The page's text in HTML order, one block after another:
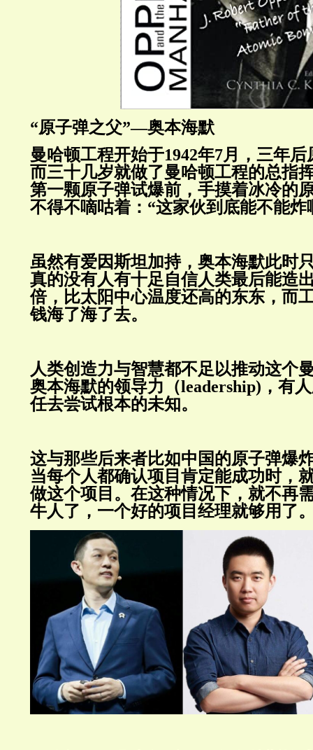
“原子弹之父”—奥本海默
曼哈顿工程开始于1942年7月，三年
而三十几岁就做了曼哈顿工程的总指
第一颗原子弹试爆前，手摸着冰冷的
不得不嘀咕着：“这家伙到底能不能炸
虽然有爱因斯坦加持，奥本海默此时
真的没有人有十足自信人类最后能造
倍，比太阳中心温度还高的东东，而
钱海了海了去。
人类创造力与智慧都不足以推动这个
奥本海默的领导力（leadership)，有
任去尝试根本的未知。
这与那些后来者比如中国的原子弹爆
当每个人都确认项目肯定能成功时，
做这个项目。在这种情况下，就不再
牛人了，一个好的项目经理就够用了